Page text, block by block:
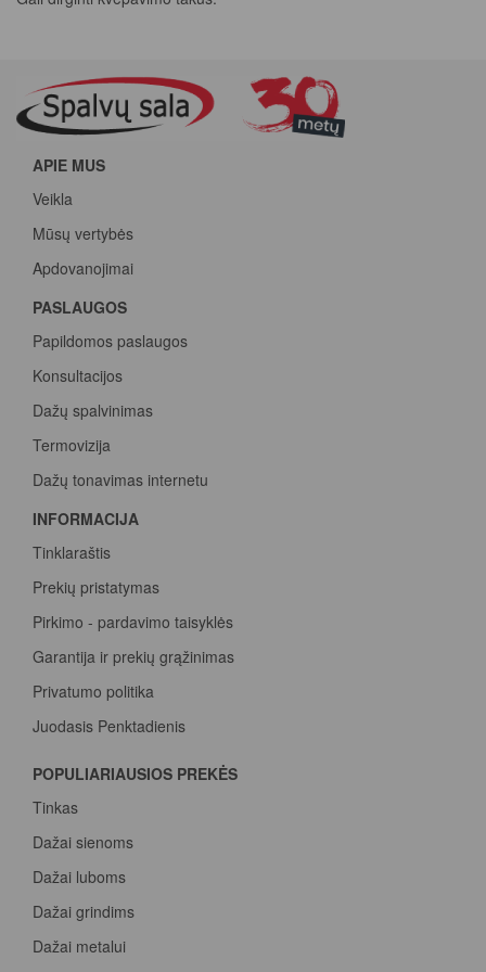
APIE MUS
Veikla
Mūsų vertybės
Apdovanojimai
PASLAUGOS
Papildomos paslaugos
Konsultacijos
Dažų spalvinimas
Termovizija
Dažų tonavimas internetu
INFORMACIJA
Tinklaraštis
Prekių pristatymas
Pirkimo - pardavimo taisyklės
Garantija ir prekių grąžinimas
Privatumo politika
Juodasis Penktadienis
POPULIARIAUSIOS PREKĖS
Tinkas
Dažai sienoms
Dažai luboms
Dažai grindims
Dažai metalui